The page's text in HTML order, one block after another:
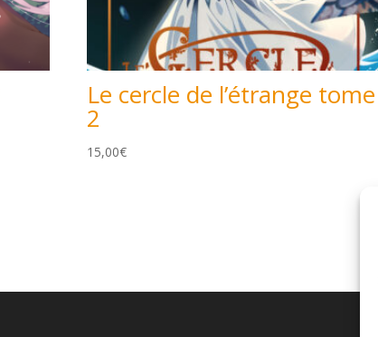
Le cercle de l’étrange tome
2
15,00€